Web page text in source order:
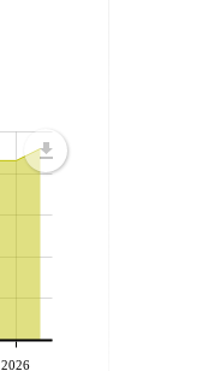
2026